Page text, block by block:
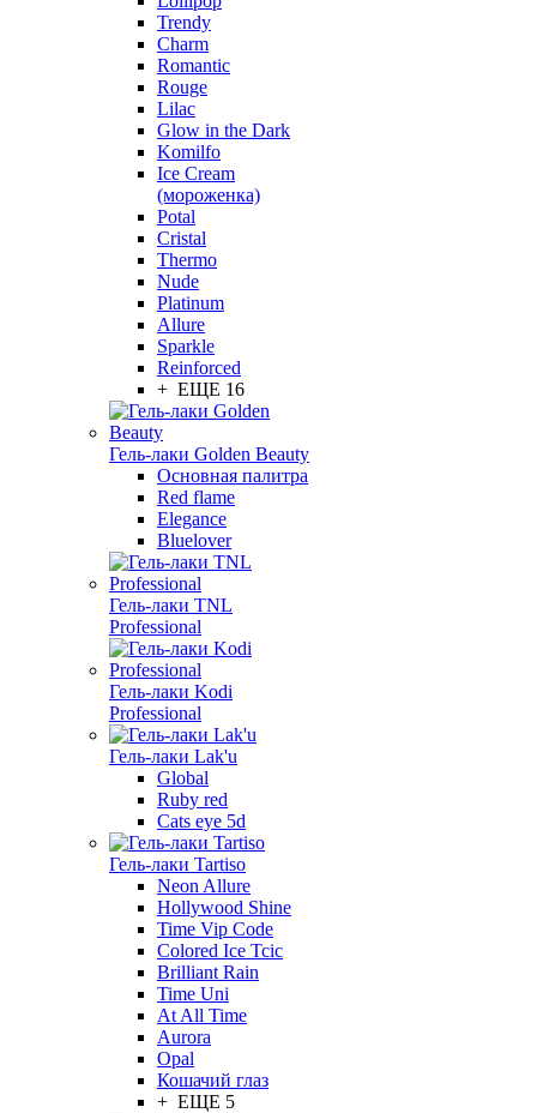
Trendy
Charm
Romantic
Rouge
Lilac
Glow in the Dark
Komilfo
Ice Cream
(мороженка)
Potal
Cristal
Thermo
Nude
Platinum
Allure
Sparkle
Reinforced
+ ЕЩЕ 16
Гель-лаки Golden Beauty
Основная палитра
Red flame
Elegance
Bluelover
Гель-лаки TNL
Professional
Гель-лаки Kodi
Professional
Гель-лаки Lak'u
Global
Ruby red
Cats eye 5d
Гель-лаки Tartiso
Neon Allure
Hollywood Shine
Time Vip Code
Colored Ice Tcic
Brilliant Rain
Time Uni
At All Time
Aurora
Opal
Кошачий глаз
+ ЕЩЕ 5